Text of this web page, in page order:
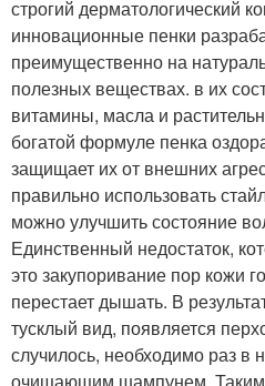
строгий дерматологический
инновационные пенки
преимущественно на
полезных веществах. в их
витамины, масла и
богатой формуле пенка
защищает их от внешних
правильно использовать
можно улучшить состояние
Единственный недостаток,
это закупоривание пор кожи
перестает дышать. В
тусклый вид, появляется
случилось, необходимо раз в